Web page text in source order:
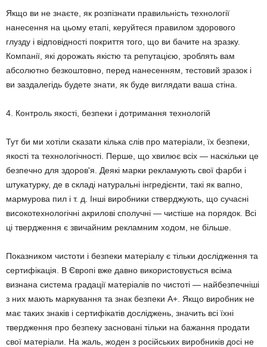
Якщо ви не знаєте, як розпізнати правильність технології
нанесення на цьому етапі, керуйтеся правилом здорового
глузду і відповідності покриття того, що ви бачите на зразку.
Компанії, які дорожать якістю та репутацією, зроблять вам
абсолютно безкоштовно, перед нанесенням, тестовий зразок і
ви заздалегідь будете знати, як буде виглядати ваша стіна.
4. Контроль якості, безпеки і дотримання технологій
Тут би ми хотіли сказати кілька слів про матеріали, їх безпеки,
якості та технологічності. Перше, що хвилює всіх — наскільки це
безпечно для здоров'я. Деякі марки рекламують свої фарби і
штукатурку, де в складі натуральні інгредієнти, такі як вапно,
мармурова пил і т. д. Інші виробники стверджують, що сучасні
високотехнологічні акрилові сполучні — чистіше на порядок. Всі
ці твердження є звичайним рекламним ходом, не більше.
Показником чистоти і безпеки матеріалу є тільки дослідження та
сертифікація. В Європі вже давно використовується всіма
визнана система градації матеріалів по чистоті — найбезпечніші
з них мають маркування та знак безпеки А+. Якщо виробник не
має таких знаків і сертифікатів досліджень, значить всі їхні
твердження про безпеку засновані тільки на бажання продати
свої матеріали. На жаль, жоден з російських виробників досі не